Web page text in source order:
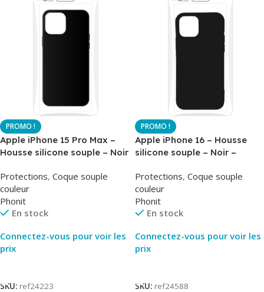
Apple iPhone 15 Pro Max –
Housse silicone souple – Noir
Protections, Coque souple
couleur
Phonit
En stock
Connectez-vous pour voir les
prix
SKU: ref24223
Apple iPhone 16 – Housse
silicone souple – Noir –
Protections, Coque souple
couleur
Phonit
En stock
Connectez-vous pour voir les
prix
SKU: ref24588